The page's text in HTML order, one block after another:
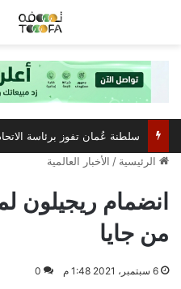
الرئيسية / الأخبار العالمية
انضمام ريجيلون
من جايا
6 سبتمبر، 2021 1:48 م 0